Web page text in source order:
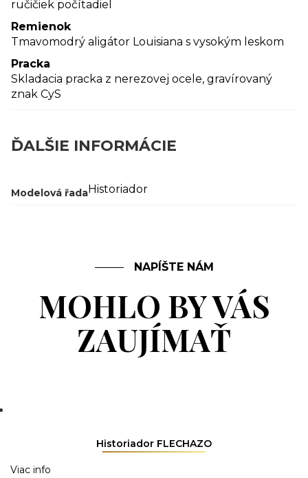
ručičiek počítadiel
Remienok
Tmavomodrý aligátor Louisiana s vysokým leskom
Pracka
Skladacia pracka z nerezovej ocele, gravírovaný
znak CyS
ĎALŠIE INFORMÁCIE
Modelová řadaHistoriador
NAPÍŠTE NÁM
MOHLO BY VÁS
ZAUJÍMAŤ
Historiador FLECHAZO
Viac info